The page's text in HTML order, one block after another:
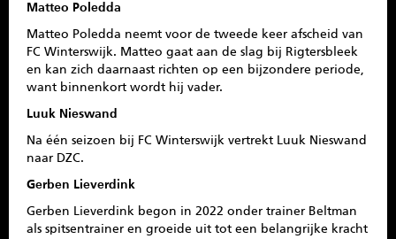
Matteo Poledda
Matteo Poledda neemt voor de tweede keer afscheid van
FC Winterswijk. Matteo gaat aan de slag bij Rigtersbleek
en kan zich daarnaast richten op een bijzondere periode,
want binnenkort wordt hij vader.
Luuk Nieswand
Na één seizoen bij FC Winterswijk vertrekt Luuk Nieswand
naar DZC.
Gerben Lieverdink
Gerben Lieverdink begon in 2022 onder trainer Beltman
als spitsentrainer en groeide uit tot een belangrijke kracht